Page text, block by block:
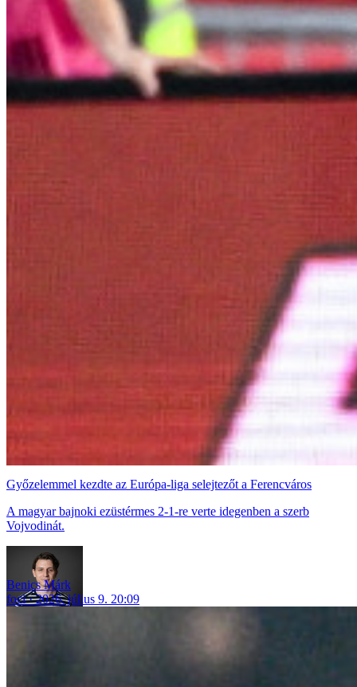
Győzelemmel kezdte az Európa-liga selejtezőt a Ferencváros
A magyar bajnoki ezüstérmes 2-1-re verte idegenben a szerb
Vojvodinát.
Benics Márk
foci
2026. július 9. 20:09